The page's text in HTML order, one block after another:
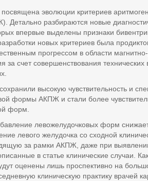
эволюции критериев
Детально разбираются новые
впервые выделены признаки
новых критериев была
прогрессом в области
за счет совершенствования
высокую чувствительность и
формы АКПЖ и стали более
форм.
левожелудочковых форм
левого желудочка со сходной
за рамки АКПЖ, даже при
в статье клинические случаи.
оценены лишь проспективно на
клиническую практику врачей